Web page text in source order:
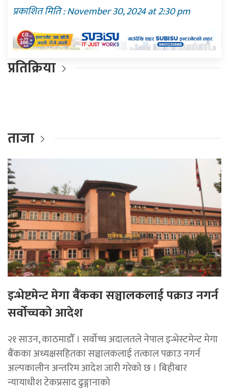
प्रकाशित मिति : November 30, 2024 at 2:30 pm
प्रतिक्रिया
ताजा
इन्भेष्टमेन्ट मेगा बैंकका सञ्चालकलाई पक्राउ नगर्न
सर्वोच्चको आदेश
२१ साउन, काठमाडाैँ । सर्वोच्च अदालतले नेपाल इन्भेस्टमेन्ट मेगा
बैंकका अध्यक्षसहितका सञ्चालकलाई तत्काल पक्राउ नगर्न
अल्पकालीन अन्तरिम आदेश जारी गरेको छ । बिहीबार
न्यायाधीश टेकप्रसाद ढुङ्गानाको